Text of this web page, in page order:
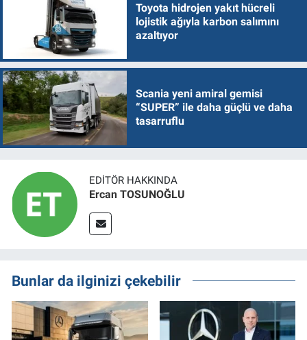
Toyota hidrojen yakıt hücreli
lojistik ağıyla karbon salımını
azaltıyor
Scania yeni amiral gemisi
“SUPER” ile daha güçlü ve daha
tasarruflu
EDITÖR HAKKINDA
Ercan TOSUNOĞLU
Bunlar da ilginizi çekebilir